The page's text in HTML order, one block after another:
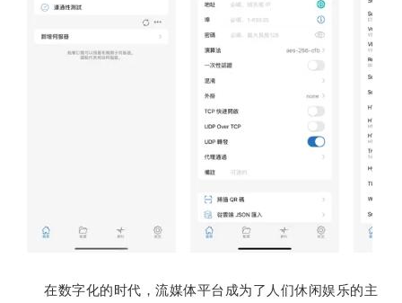
在数字化的时代，流媒体平台成为了人们休闲娱乐的主